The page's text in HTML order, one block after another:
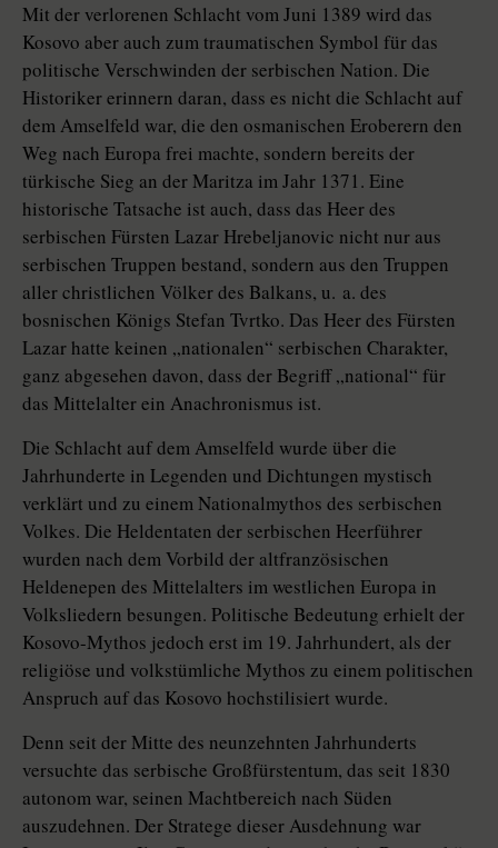
Mit der verlorenen Schlacht vom Juni 1389 wird das
Kosovo aber auch zum traumatischen Symbol für das
politische Verschwinden der serbischen Nation. Die
Historiker erinnern daran, dass es nicht die Schlacht auf
dem Amselfeld war, die den osmanischen Eroberern den
Weg nach Europa frei machte, sondern bereits der
türkische Sieg an der Maritza im Jahr 1371. Eine
historische Tatsache ist auch, dass das Heer des
serbischen Fürsten Lazar Hrebeljanovic nicht nur aus
serbischen Truppen bestand, sondern aus den Truppen
aller christlichen Völker des Balkans, u. a. des
bosnischen Königs Stefan Tvrtko. Das Heer des Fürsten
Lazar hatte keinen „nationalen“ serbischen Charakter,
ganz abgesehen davon, dass der Begriff „national“ für
das Mittelalter ein Anachronismus ist.
Die Schlacht auf dem Amselfeld wurde über die
Jahrhunderte in Legenden und Dichtungen mystisch
verklärt und zu einem Nationalmythos des serbischen
Volkes. Die Heldentaten der serbischen Heerführer
wurden nach dem Vorbild der altfranzösischen
Heldenepen des Mittelalters im westlichen Europa in
Volksliedern besungen. Politische Bedeutung erhielt der
Kosovo-Mythos jedoch erst im 19. Jahrhundert, als der
religiöse und volkstümliche Mythos zu einem politischen
Anspruch auf das Kosovo hochstilisiert wurde.
Denn seit der Mitte des neunzehnten Jahrhunderts
versuchte das serbische Großfürstentum, das seit 1830
autonom war, seinen Machtbereich nach Süden
auszudehnen. Der Stratege dieser Ausdehnung war